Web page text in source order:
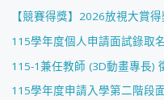
【競賽得獎】2026放視大賞
115學年度個人申請面試錄取
115-1兼任教師 (3D動畫專長)
115學年度申請入學第二階段